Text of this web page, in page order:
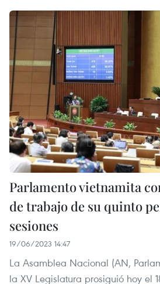
Parlamento vietnamita
de trabajo de su quinto
sesiones
19/06/2023 14:47
La Asamblea Nacional (AN,
la XV Legislatura prosiguió hoy el